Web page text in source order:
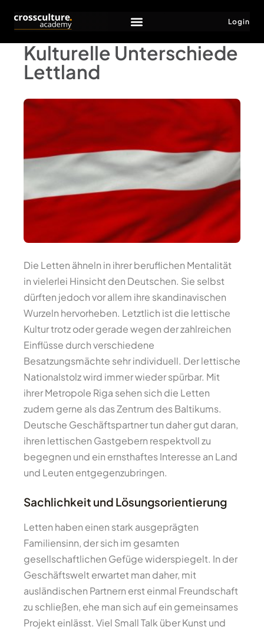
Login
Kulturelle Unterschiede
Lettland
Die Letten ähneln in ihrer beruflichen Mentalität
in vielerlei Hinsicht den Deutschen. Sie selbst
dürften jedoch vor allem ihre skandinavischen
Wurzeln hervorheben. Letztlich ist die lettische
Kultur trotz oder gerade wegen der zahlreichen
Einflüsse durch verschiedene
Besatzungsmächte sehr individuell. Der lettische
Nationalstolz wird immer wieder spürbar. Mit
ihrer Metropole Riga sehen sich die Letten
zudem gerne als das Zentrum des Baltikums.
Deutsche Geschäftspartner tun daher gut daran,
ihren lettischen Gastgebern respektvoll zu
begegnen und ein ernsthaftes Interesse an Land
und Leuten entgegenzubringen.
Sachlichkeit und Lösungsorientierung
Letten haben einen stark ausgeprägten
Familiensinn, der sich im gesamten
gesellschaftlichen Gefüge widerspiegelt. In der
Geschäftswelt erwartet man daher, mit
ausländischen Partnern erst einmal Freundschaft
zu schließen, ehe man sich auf ein gemeinsames
Projekt einlässt. Viel Small Talk über Kunst und